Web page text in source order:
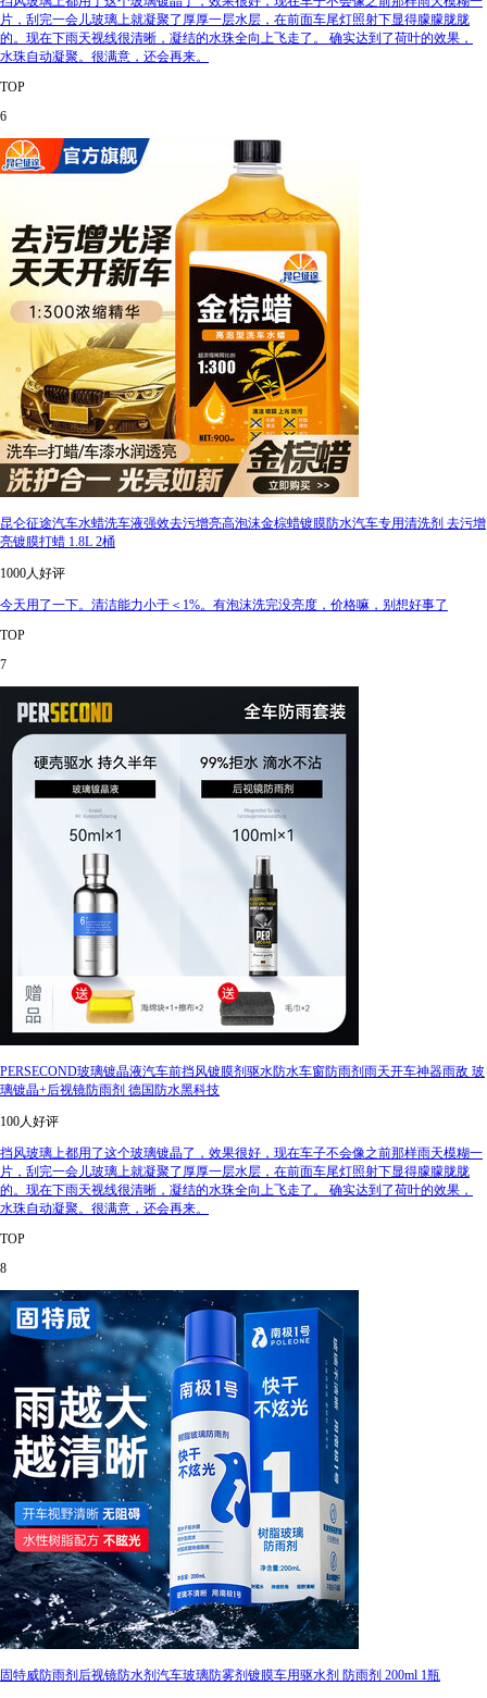
片，刮完一会儿玻璃上就凝聚了厚厚一层水层，在前面车尾灯照射下显得朦朦胧胧
的。现在下雨天视线很清晰，凝结的水珠全向上飞走了。 确实达到了荷叶的效果，
水珠自动凝聚。很满意，还会再来。
TOP
6
昆仑征途汽车水蜡洗车液强效去污增亮高泡沫金棕蜡镀膜防水汽车专用清洗剂 去污增
亮镀膜打蜡 1.8L 2桶
1000人好评
今天用了一下。清洁能力小于＜1%。有泡沫洗完没亮度，价格嘛，别想好事了
TOP
7
PERSECOND玻璃镀晶液汽车前挡风镀膜剂驱水防水车窗防雨剂雨天开车神器雨敌 玻
璃镀晶+后视镜防雨剂 德国防水黑科技
100人好评
挡风玻璃上都用了这个玻璃镀晶了，效果很好，现在车子不会像之前那样雨天模糊一
片，刮完一会儿玻璃上就凝聚了厚厚一层水层，在前面车尾灯照射下显得朦朦胧胧
的。现在下雨天视线很清晰，凝结的水珠全向上飞走了。 确实达到了荷叶的效果，
水珠自动凝聚。很满意，还会再来。
TOP
8
固特威防雨剂后视镜防水剂汽车玻璃防雾剂镀膜车用驱水剂 防雨剂 200ml 1瓶